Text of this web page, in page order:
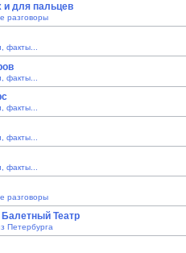
и для пальцев
разговоры
факты...
факты...
факты...
факты...
факты...
разговоры
Театр
Петербурга